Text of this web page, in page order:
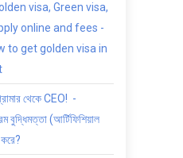
visa, Green visa,
online and fees -
to get golden visa in
থেকে CEO! -
বুদ্ধিমত্তা (আর্টিফিশিয়াল
করে?